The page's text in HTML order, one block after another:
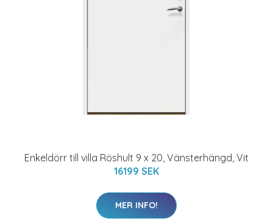
Enkeldörr till villa Röshult 9 x 20, Vänsterhängd, Vit
16199 SEK
MER INFO!